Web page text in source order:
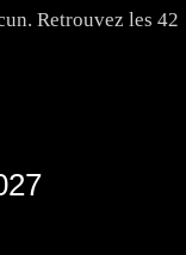
Retrouvez les 42